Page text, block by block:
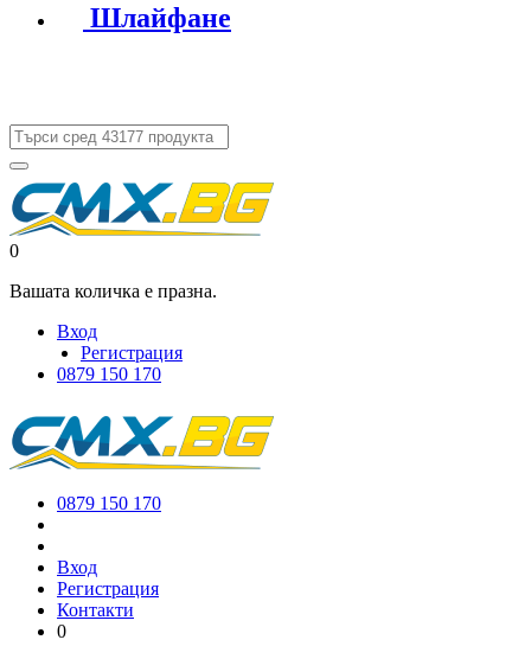
Шлайфане
0
Вашата количка е празна.
Вход
Регистрация
0879 150 170
0879 150 170
Вход
Регистрация
Контакти
0